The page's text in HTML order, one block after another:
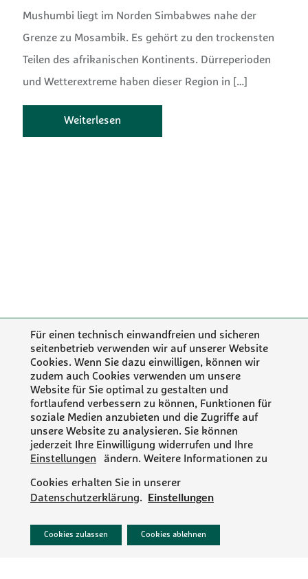
Mushumbi liegt im Norden Simbabwes nahe der
Grenze zu Mosambik. Es gehört zu den trockensten
Teilen des afrikanischen Kontinents. Dürreperioden
und Wetterextreme haben dieser Region in […]
Weiterlesen
IMPRESSUM
Für einen technisch einwandfreien und sicheren
seitenbetrieb verwenden wir auf unserer Website
Cookies. Wenn Sie dazu einwilligen, können wir
zudem auch Cookies verwenden um unsere
Website für Sie optimal zu gestalten und
fortlaufend verbessern zu können, Funktionen für
soziale Medien anzubieten und die Zugriffe auf
unsere Website zu analysieren. Sie können
jederzeit Ihre Einwilligung widerrufen und Ihre
Einstellungen
ändern. Weitere Informationen zu
Cookies erhalten Sie in unserer
Datenschutzerklärung. Einstellungen
Cookies zulassen Cookies ablehnen